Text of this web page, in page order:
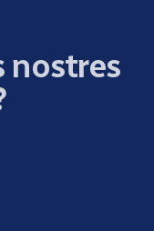
nostres